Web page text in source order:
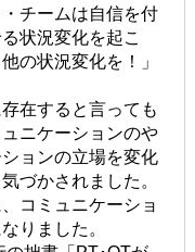
チームは自信を付
状況変化を起こ
の状況変化を！」
在すると言っても
ニケーションのや
ョンの立場を変化
づかされました。
コミュニケーショ
りました。